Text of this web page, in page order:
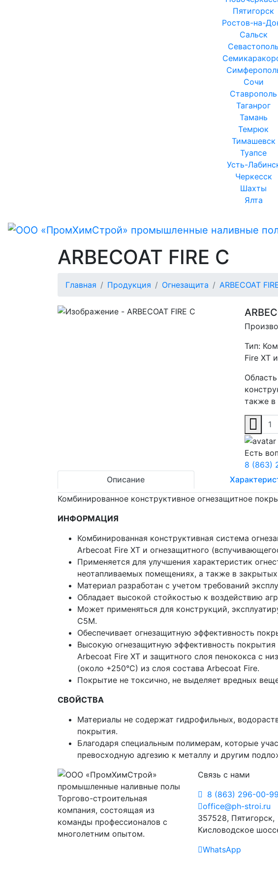
Пятигорск
Ростов-на-
Сальск
Севастополь
Сочи
Ставрополь
Таганрог
Тамань
Темрюк
Тимашевск
Туапсе
Усть-
Черкесск
Шахты
Ялта
ARBECOAT FIRE C
Главная Продукция Огнезащита ARBECOAT
Тип:
Fire XT
также в
Есть
8 (863)
Описание
Комбинированное конструктивное огнезащитное
ИНФОРМАЦИЯ
Комбинированная конструктивная система
Arbecoat Fire XT и огнезащитного
Применяется для улучшения характеристик
неотапливаемых помещениях, а также в
Материал разработан с учетом требований
Обладает высокой стойкостью к воздействию
Может применяться для конструкций,
C5M.
Обеспечивает огнезащитную эффективность
Высокую огнезащитную эффективность
Arbecoat Fire XT и защитного слоя пенококса с
(около +250°С) из слоя состава Arbecoat Fire.
Покрытие не токсично, не выделяет вредных
СВОЙСТВА
Материалы не содержат гидрофильных,
покрытия.
Благодаря специальным полимерам, которые
превосходную адгезию к металлу и другим
Торгово-строительная
компания, состоящая из
команды профессионалов с
многолетним опытом.
Связь с нами
8 (863) 296-00-99
office@ph-stroi.ru
357528, Пятигорск,
Кисловодское
WhatsApp